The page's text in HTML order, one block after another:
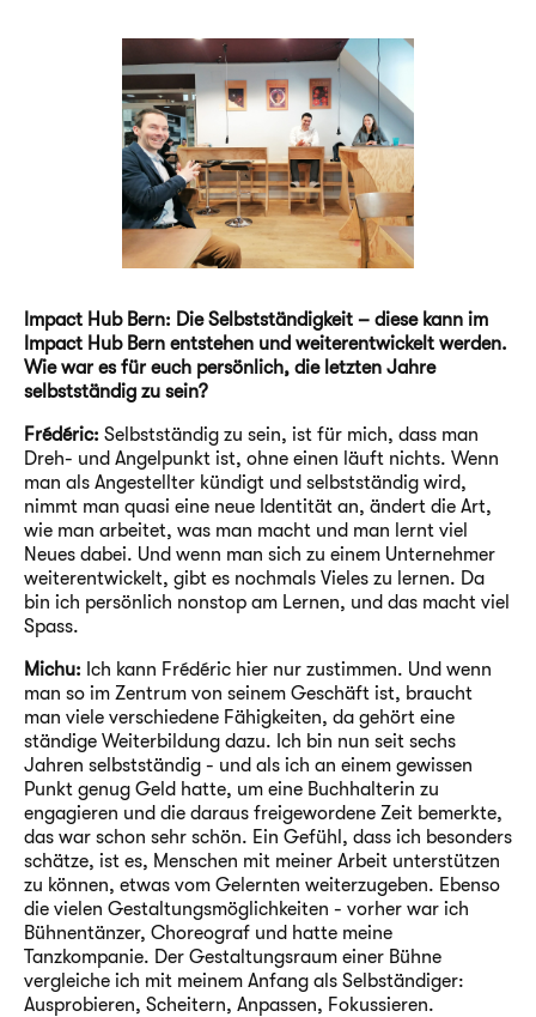
Impact Hub Bern: Die Selbstständigkeit – diese kann im
Impact Hub Bern entstehen und weiterentwickelt werden.
Wie war es für euch persönlich, die letzten Jahre
selbstständig zu sein?
Frédéric: Selbstständig zu sein, ist für mich, dass man
Dreh- und Angelpunkt ist, ohne einen läuft nichts. Wenn
man als Angestellter kündigt und selbstständig wird,
nimmt man quasi eine neue Identität an, ändert die Art,
wie man arbeitet, was man macht und man lernt viel
Neues dabei. Und wenn man sich zu einem Unternehmer
weiterentwickelt, gibt es nochmals Vieles zu lernen. Da
bin ich persönlich nonstop am Lernen, und das macht viel
Spass.
Michu: Ich kann Frédéric hier nur zustimmen. Und wenn
man so im Zentrum von seinem Geschäft ist, braucht
man viele verschiedene Fähigkeiten, da gehört eine
ständige Weiterbildung dazu. Ich bin nun seit sechs
Jahren selbstständig - und als ich an einem gewissen
Punkt genug Geld hatte, um eine Buchhalterin zu
engagieren und die daraus freigewordene Zeit bemerkte,
das war schon sehr schön. Ein Gefühl, dass ich besonders
schätze, ist es, Menschen mit meiner Arbeit unterstützen
zu können, etwas vom Gelernten weiterzugeben. Ebenso
die vielen Gestaltungsmöglichkeiten - vorher war ich
Bühnentänzer, Choreograf und hatte meine
Tanzkompanie. Der Gestaltungsraum einer Bühne
vergleiche ich mit meinem Anfang als Selbständiger:
Ausprobieren, Scheitern, Anpassen, Fokussieren.